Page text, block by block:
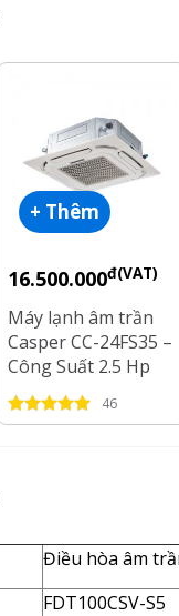
+ Thêm
16.500.000đ(VAT)
Máy lạnh âm trần
Casper CC-24FS35 –
Công Suất 2.5 Hp
46
Điều hòa âm
FDT100CSV-S5